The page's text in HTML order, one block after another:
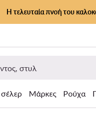
Η τελευταία πνοή του
Μάρκες Ρούχα